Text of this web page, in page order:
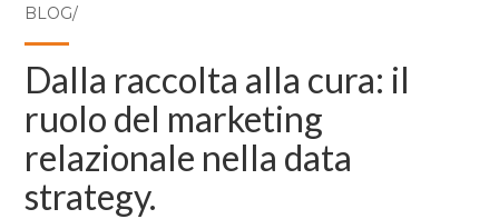
BLOG/
Dalla raccolta alla cura: il
ruolo del marketing
relazionale nella data
strategy.